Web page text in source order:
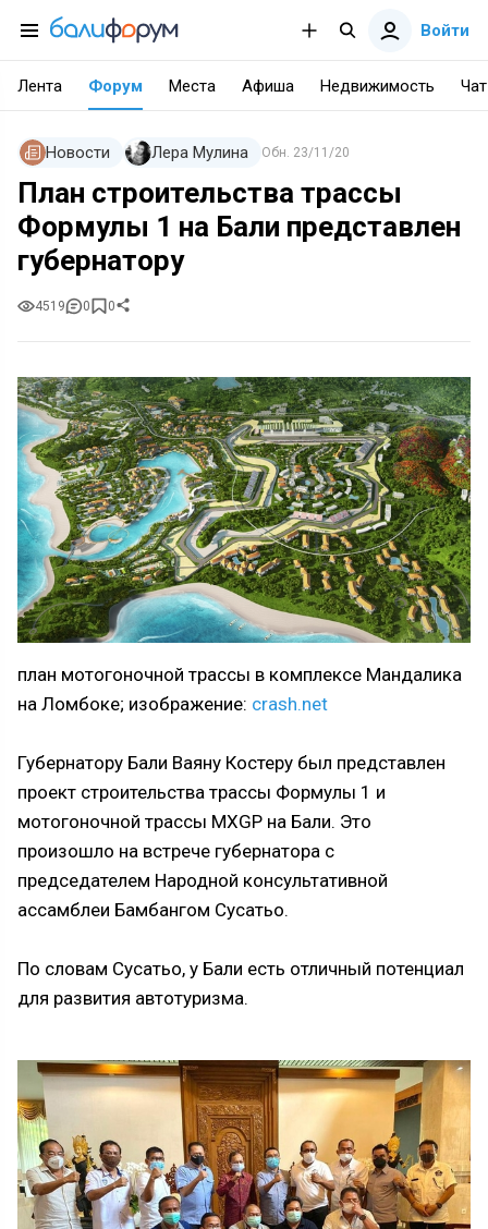
Войти
Лента Форум Места Афиша Недвижимость Чат
Новости Лера Мулина Обн. 23/11/20
План строительства трассы
Формулы 1 на Бали представлен
губернатору
4519 0 0
план мотогоночной трассы в комплексе Мандалика
на Ломбоке; изображение: crash.net
Губернатору Бали Ваяну Костеру был представлен
проект строительства трассы Формулы 1 и
мотогоночной трассы MXGP на Бали. Это
произошло на встрече губернатора с
председателем Народной консультативной
ассамблеи Бамбангом Сусатьо.
По словам Сусатьо, у Бали есть отличный потенциал
для развития автотуризма.